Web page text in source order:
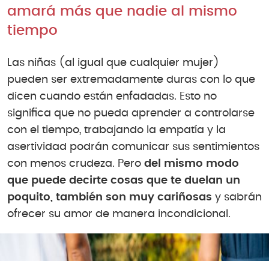
amará más que nadie al mismo
tiempo
Las niñas (al igual que cualquier mujer)
pueden ser extremadamente duras con lo que
dicen cuando están enfadadas. Esto no
significa que no pueda aprender a controlarse
con el tiempo, trabajando la empatía y la
asertividad podrán comunicar sus sentimientos
con menos crudeza. Pero del mismo modo
que puede decirte cosas que te duelan un
poquito, también son muy cariñosas y sabrán
ofrecer su amor de manera incondicional.